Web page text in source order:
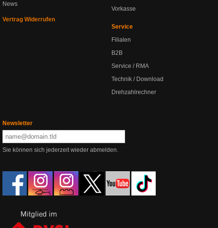
News
Vertrag Widerrufen
Vorkasse
Service
Filialen
B2B
Service / RMA
Technik / Download
Drehzahlrechner
Newsletter
Sie können sich jederzeit wieder abmelden.